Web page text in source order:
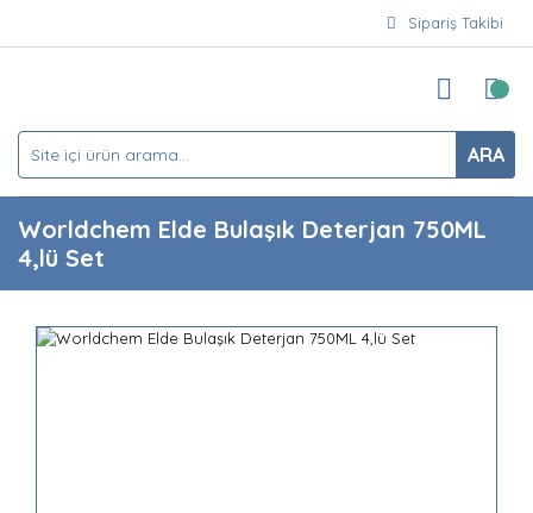
Sipariş Takibi
ARA
Worldchem Elde Bulaşık Deterjan 750ML
4,lü Set